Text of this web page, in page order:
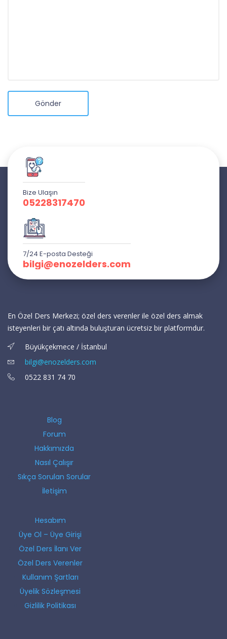
Gönder
Bize Ulaşın
05228317470
7/24 E-posta Desteği
bilgi@enozelders.com
En Özel Ders Merkezi; özel ders verenler ile özel ders almak
isteyenleri bir çatı altında buluşturan ücretsiz bir platformdur.
Büyükçekmece / İstanbul
bilgi@enozelders.com
0522 831 74 70
Blog
Forum
Hakkımızda
Nasıl Çalışır
Sıkça Sorulan Sorular
İletişim
Hesabım
Üye Ol – Üye Girişi
Özel Ders İlanı Ver
Özel Ders Verenler
Kullanım Şartları
Üyelik Sözleşmesi
Gizlilik Politikası